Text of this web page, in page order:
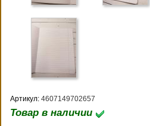
Артикул: 4607149702657
Товар в наличии